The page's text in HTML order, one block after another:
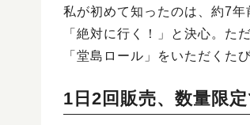
私が初めて知ったのは、約7年
「絶対に行く！」と決心。た
「堂島ロール」をいただくた
1日2回販売、数量限